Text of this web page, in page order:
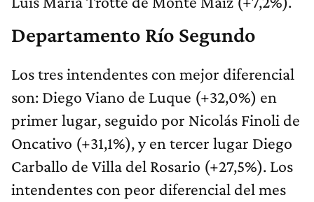
Departamento Río Segundo
Los tres intendentes con mejor diferencial
son: Diego Viano de Luque (+32,0%) en
primer lugar, seguido por Nicolás Finoli de
Oncativo (+31,1%), y en tercer lugar Diego
Carballo de Villa del Rosario (+27,5%). Los
intendentes con peor diferencial del mes